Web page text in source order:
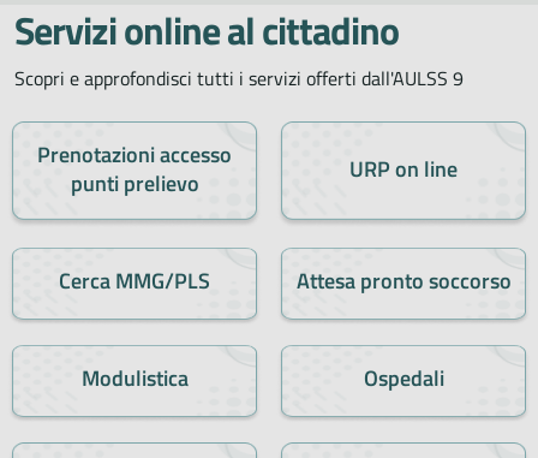
Servizi online al cittadino
Scopri e approfondisci tutti i servizi offerti dall'AULSS 9
Prenotazioni accesso
punti prelievo
URP on line
Cerca MMG/PLS Attesa pronto soccorso
Modulistica Ospedali